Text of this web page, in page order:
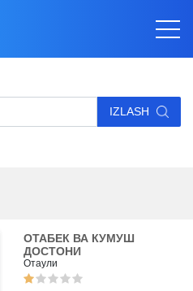
IZLASH
ОТАБЕК ВА КУМУШ
ДОСТОНИ
Отаули